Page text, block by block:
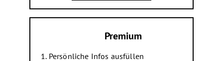
Premium
Persönliche Infos ausfüllen